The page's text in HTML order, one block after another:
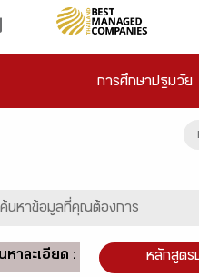
การศึกษาปฐมวัย
หาละเอียด : หลักสูตร